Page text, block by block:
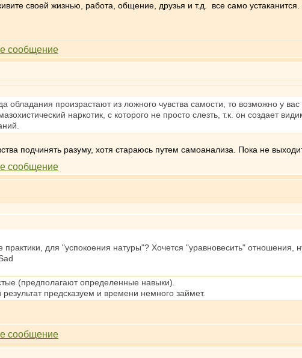
своей жизнью, работа, общение, друзья и т.д. все само устаканится.
обладания произрастают из ложного чувства самости, то возможно у вас
наркотик, с которого не просто слезть, т.к. он создает
подчинять разуму, хотя стараюсь путем самоанализа. Пока не
для "успокоения натуры"? Хочется "уравновесить" отношения,
(предполагают определенные навыки).
предсказуем и времени немного займет.